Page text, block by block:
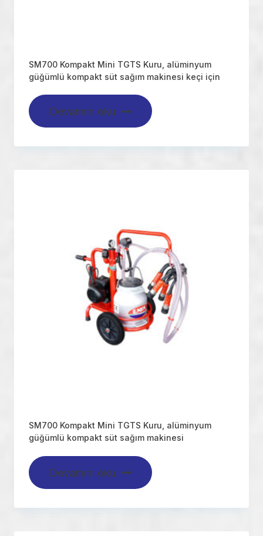
SM700 Kompakt Mini TGTS Kuru, alüminyum
güğümlü kompakt süt sağım makinesi keçi için
Devamını oku
SM700 Kompakt Mini TGTS Kuru, alüminyum
güğümlü kompakt süt sağım makinesi
Devamını oku